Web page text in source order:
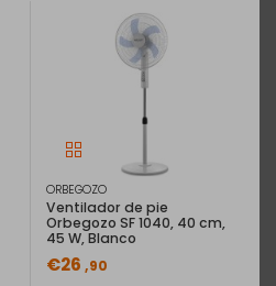
mando a distancia, negro.
será tu mejor aliado en verano.
3D , que distribuye el...(Ver más)
ORBEGOZO
Ventilador de pie
Orbegozo SF 1040, 40 cm,
45 W, Blanco
€26 ,90